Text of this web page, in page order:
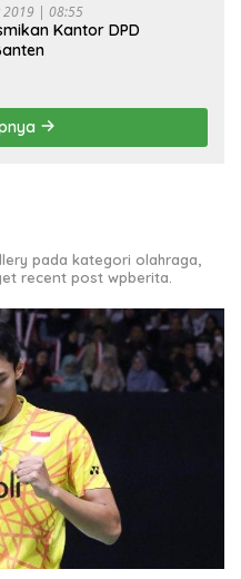
2019 | 08:55
Kantor DPD
pada kategori olahraga,
recent post wpberita.